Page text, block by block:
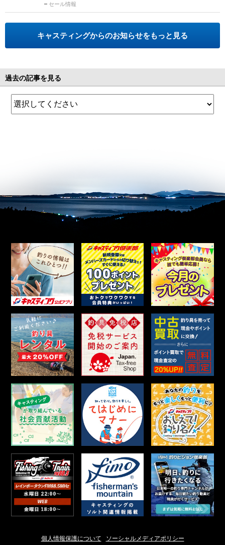
セール情報
キャスティングからのお知らせをもっと見る
過去の記事を見る
個人情報保護について
ソーシャルメディアポリシー